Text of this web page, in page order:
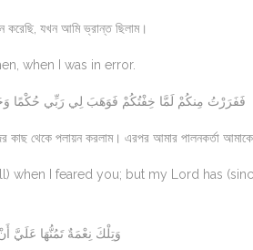
যখন আমি ভ্রান্ত ছিলাম।
when I was in error.
(21 فَفَرَرْتُ مِنكُمْ لَمَّا خِفْتُكُمْ فَوَهَبَ لِي رَبِّي حُكْمًا
কাছ থেকে পলায়ন করলাম। এরপর আমার পালনকর্তা
when I feared you; but my Lord has
(22 وَتِلْكَ نِعْمَةٌ تَمُنُّهَا